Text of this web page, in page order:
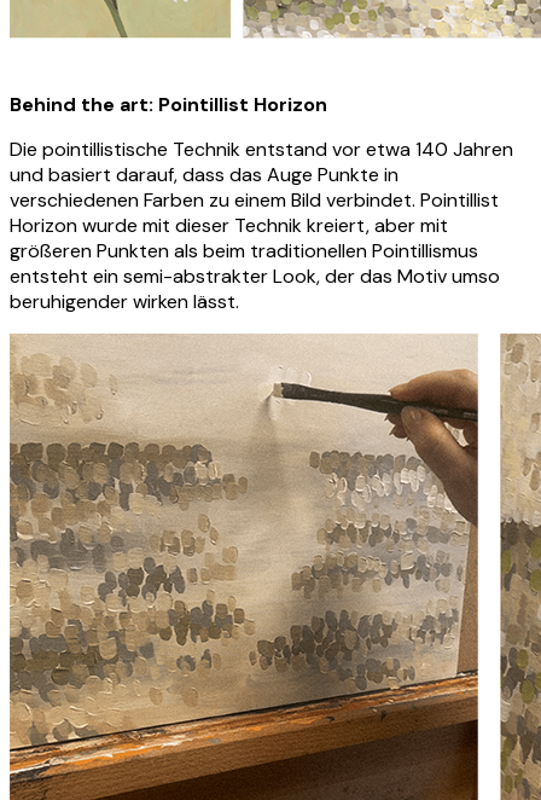
Behind the art: Pointillist Horizon
Die pointillistische Technik entstand vor etwa 140 Jahren
und basiert darauf, dass das Auge Punkte in
verschiedenen Farben zu einem Bild verbindet. Pointillist
Horizon wurde mit dieser Technik kreiert, aber mit
größeren Punkten als beim traditionellen Pointillismus
entsteht ein semi-abstrakter Look, der das Motiv umso
beruhigender wirken lässt.